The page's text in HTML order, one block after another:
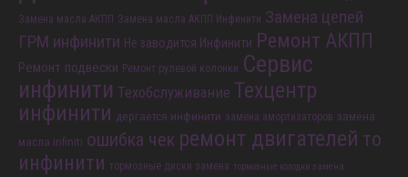
Замена масла АКПП Замена масла АКПП Инфинити Замена цепей
ГРМ инфинити Не заводится Инфинити Ремонт АКПП
Ремонт подвески Ремонт рулевой колонки Сервис
инфинити Техобслуживание Техцентр
инфинити дергается инфинити замена амортизаторов замена
масла infiniti ошибка чек ремонт двигателей то
инфинити тормозные диски замена тормозные колодки замена